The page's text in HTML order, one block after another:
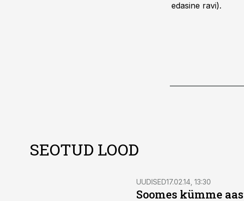
edasine ravi).
SEOTUD LOOD
UUDISED17.02.14, 13:30
Soomes kümme